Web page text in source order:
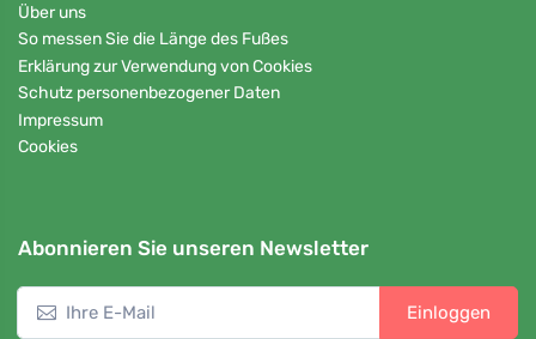
Über uns
So messen Sie die Länge des Fußes
Erklärung zur Verwendung von Cookies
Schutz personenbezogener Daten
Impressum
Cookies
Abonnieren Sie unseren Newsletter
Einloggen